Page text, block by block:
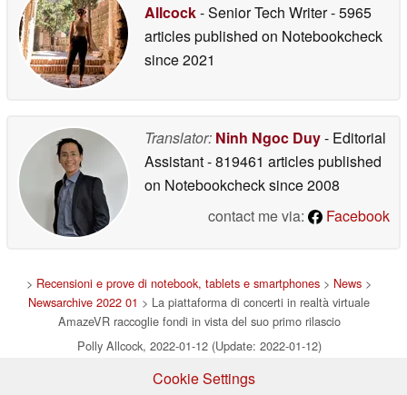
Allcock- Senior Tech Writer- 5965
articles published on Notebookcheck
since 2021
Translator: Ninh Ngoc Duy- Editorial
Assistant- 819461 articles published
on Notebookchecksince 2008
contact me via:
Facebook
> Recensioni e prove di notebook, tablets e smartphones > News >
Newsarchive 2022 01 > La piattaforma di concerti in realtà virtuale
AmazeVR raccoglie fondi in vista del suo primo rilascio
Polly Allcock, 2022-01-12 (Update: 2022-01-12)
Cookie Settings